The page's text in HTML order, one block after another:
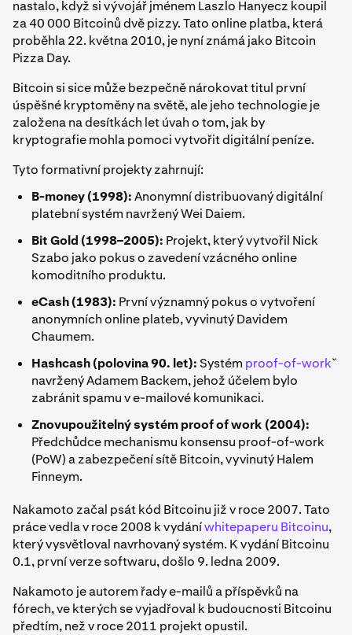
nastalo, když si vývojář jménem Laszlo Hanyecz koupil
za 40 000 Bitcoinů dvě pizzy. Tato online platba, která
proběhla 22. května 2010, je nyní známá jako Bitcoin
Pizza Day.
Bitcoin si sice může bezpečně nárokovat titul první
úspěšné kryptoměny na světě, ale jeho technologie je
založena na desítkách let úvah o tom, jak by
kryptografie mohla pomoci vytvořit digitální peníze.
Tyto formativní projekty zahrnují:
B-money (1998):Anonymní distribuovaný digitální
platební systém navržený Wei Daiem.
Bit Gold (1998–2005): Projekt, který vytvořil Nick
Szabo jako pokus o zavedení vzácného online
komoditního produktu.
eCash (1983): První významný pokus o vytvoření
anonymních online plateb, vyvinutý Davidem
Chaumem.
Hashcash (polovina 90. let):Systém proof-of-workˇ
navržený Adamem Backem, jehož účelem bylo
zabránit spamu v e-mailové komunikaci.
Znovupoužitelný systém proof of work (2004):
Předchůdce mechanismu konsensu proof-of-work
(PoW) a zabezpečení sítě Bitcoin, vyvinutý Halem
Finneym.
Nakamoto začal psát kód Bitcoinu již v roce 2007. Tato
práce vedla v roce 2008 k vydáníwhitepaperu Bitcoinu,
který vysvětloval navrhovaný systém. K vydání Bitcoinu
0.1, první verze softwaru, došlo 9. ledna 2009.
Nakamoto je autorem řady e-mailů a příspěvků na
fórech, ve kterých se vyjadřoval k budoucnosti Bitcoinu
předtím, než v roce 2011 projekt opustil.